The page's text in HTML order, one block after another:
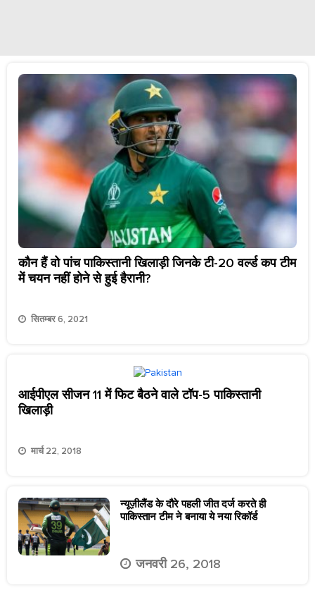
कौन हैं वो पांच पाकिस्तानी खिलाड़ी जिनके टी-20 वर्ल्ड कप टीम
में चयन नहीं होने से हुई हैरानी?
सितम्बर 6, 2021
आईपीएल सीजन 11 में फिट बैठने वाले टॉप-5 पाकिस्तानी
खिलाड़ी
मार्च 22, 2018
न्यूज़ीलैंड के दौरे पहली जीत दर्ज करते ही
पाकिस्तान टीम ने बनाया ये नया रिकॉर्ड
जनवरी 26, 2018